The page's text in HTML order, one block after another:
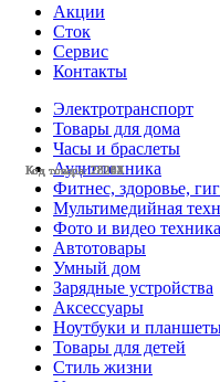
Код товара: 28208
Код товара: 28042
Код товара: 28211
Код товара: 28205
Код товара: 28204
Код товара: 28203
Акции
Сток
Сервис
Контакты
Электротранспорт
Товары для дома
Часы и браслеты
Аудиотехника
Фитнес, здоровье,
Мультимедийная
Фото и видео техника
Автотовары
Умный дом
Зарядные устройства
Аксессуары
Ноутбуки и
Товары для детей
Стиль жизни